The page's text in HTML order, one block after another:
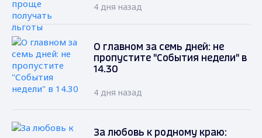
4 дня назад
О главном за семь дней: не
пропустите "События недели" в
14.30
4 дня назад
За любовь к родному краю: